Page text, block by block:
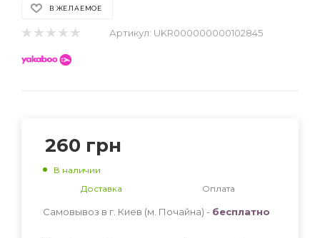
В ЖЕЛАЕМОЕ
Артикул: UKR000000000102845
260 грн
В наличии
Доставка
Оплата
Самовывоз в г. Киев (м. Почайна) - бесплатно